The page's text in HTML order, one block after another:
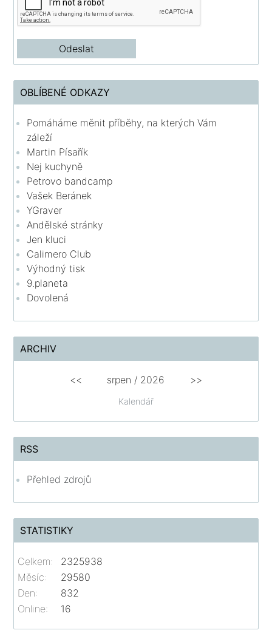
OBLÍBENÉ ODKAZY
Pomáháme měnit příběhy, na kterých Vám
záleží
Martin Písařík
Nej kuchyně
Petrovo bandcamp
Vašek Beránek
YGraver
Andělské stránky
Jen kluci
Calimero Club
Výhodný tisk
9.planeta
Dovolená
ARCHIV
Kalendář
<< srpen / 2026 >>
RSS
Přehled zdrojů
STATISTIKY
Online: 16
Celkem:
2325938
Měsíc:
29580
Den:
832